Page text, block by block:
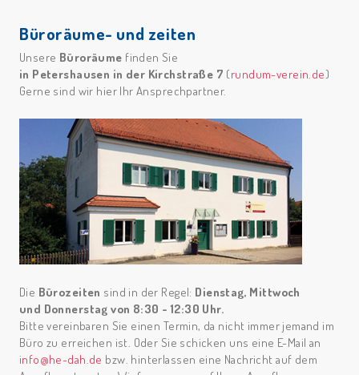
Büroräume- und zeiten
Unsere Büroräume finden Sie
in Petershausen in der Kirchstraße 7 (rundum-verein.de)
Gerne sind wir hier Ihr Ansprechpartner.
Die Bürozeiten sind in der Regel: Dienstag, Mittwoch
und Donnerstag von 8:30 - 12:30 Uhr.
Bitte vereinbaren Sie einen Termin, da nicht immer jemand im
Büro zu erreichen ist. Oder Sie schicken uns eine E-Mail an
info@he-dah.de bzw. hinterlassen eine Nachricht auf dem